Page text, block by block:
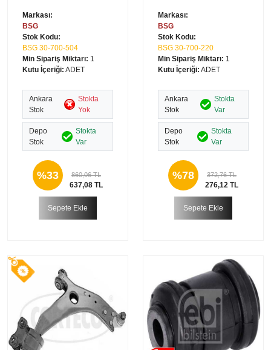
Markası:
BSG
Stok Kodu:
BSG 30-700-504
Min Sipariş Miktarı: 1
Kutu İçeriği: ADET
Ankara
Stok
Stokta
Yok
Depo
Stok
Stokta
Var
%33 860,06 TL
637,08 TL
Sepete Ekle
Markası:
BSG
Stok Kodu:
BSG 30-700-220
Min Sipariş Miktarı: 1
Kutu İçeriği: ADET
Ankara
Stok
Stokta
Var
Depo
Stok
Stokta
Var
%78 372,76 TL
276,12 TL
Sepete Ekle